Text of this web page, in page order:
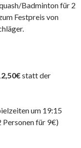
Badminton für 2
Festpreis von
statt der
um 19:15
Personen für 9€)